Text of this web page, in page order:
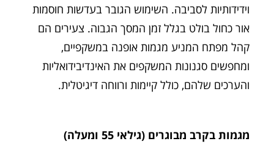
וידידותיות לסביבה. השימוש הגובר בעדשות חוסמות
אור כחול בולט בגלל זמן המסך הגבוה. צעירים הם
קהל מפתח המניע מגמות אופנה במשקפיים,
ומחפשים סגנונות המשקפים את האינדיבידואליות
והערכים שלהם, כולל קיימות ורווחה דיגיטלית.
מגמות בקרב מבוגרים (גילאי 55 ומעלה)